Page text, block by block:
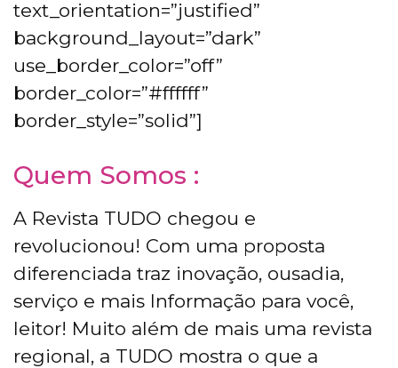
text_orientation=”justified”
background_layout=”dark”
use_border_color=”off”
border_color=”#ffffff”
border_style=”solid”]
Quem Somos :
A Revista TUDO chegou e
revolucionou! Com uma proposta
diferenciada traz inovação, ousadia,
serviço e mais Informação para você,
leitor! Muito além de mais uma revista
regional, a TUDO mostra o que a